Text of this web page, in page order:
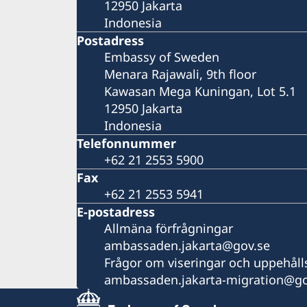
12950 Jakarta
Indonesia
Postadress
Embassy of Sweden
Menara Rajawali, 9th floor
Kawasan Mega Kuningan, Lot 5.1
12950 Jakarta
Indonesia
Telefonnummer
+62 21 2553 5900
Fax
+62 21 2553 5941
E-postadress
Allmäna förfrågningar
ambassaden.jakarta@gov.se
Frågor om viseringar och
ambassaden.jakarta-